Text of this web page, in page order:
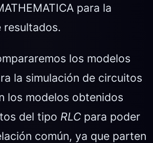
para la
resultados.
los modelos
la simulación de circuitos
los modelos obtenidos
del tipo RLC para poder
común, ya que parten